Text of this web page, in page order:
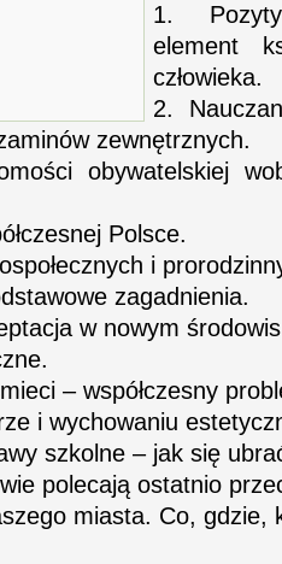
1.
element
człowieka.
2.
zewnętrznych.
obywatelskiej
Polsce.
i
zagadnienia.
w nowym
– współczesny
i wychowaniu
szkolne – jak się
polecają ostatnio
miasta. Co, gdzie,